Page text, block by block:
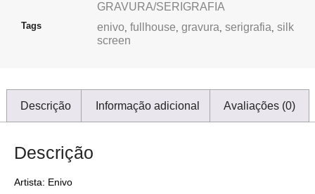
GRAVURA/SERIGRAFIA
Tags enivo, fullhouse, gravura, serigrafia, silk
screen
Descrição Informação adicional Avaliações (0)
Descrição
Artista: Enivo